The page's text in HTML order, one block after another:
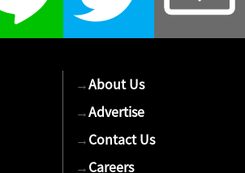
→About Us
→Advertise
→Contact Us
→Careers